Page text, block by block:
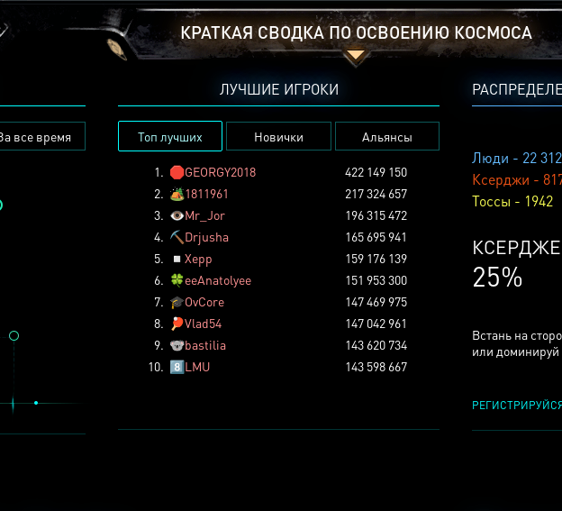
КРАТКАЯ СВОДКА ПО ОСВОЕНИЮ КОСМОСА
Люди - 22 312
Ксерджи -
Тоссы - 1942
25%
Встань на
или доминируй
все время
ЛУЧШИЕ ИГРОКИ
Топ лучших Новички Альянсы
1. 🛑GEORGY2018
422 149 150
2. 🏕️1811961
217 324 657
3. 👁️Mr_Jor
196 315 472
4. ⛏️ Drjusha
165 695 941
5.
◽ Xepp
159 176 139
6. 🍀eeAnatolyee
151 953 300
7. 🎓OvCore
147 469 975
8.
🏓Vlad54
147 042 961
9. 🐨bastilia
143 620 734
10. 8️⃣LMU 143 598 667